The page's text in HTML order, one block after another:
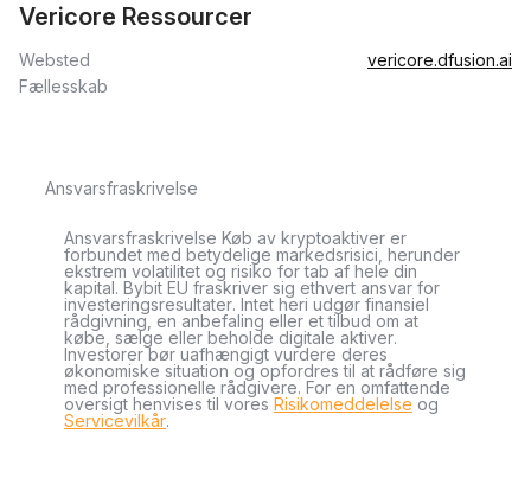
Vericore Ressourcer
Websted
vericore.dfusion.ai
Fællesskab
Ansvarsfraskrivelse
Ansvarsfraskrivelse Køb av kryptoaktiver er
forbundet med betydelige markedsrisici, herunder
ekstrem volatilitet og risiko for tab af hele din
kapital. Bybit EU fraskriver sig ethvert ansvar for
investeringsresultater. Intet heri udgør finansiel
rådgivning, en anbefaling eller et tilbud om at
købe, sælge eller beholde digitale aktiver.
Investorer bør uafhængigt vurdere deres
økonomiske situation og opfordres til at rådføre sig
med professionelle rådgivere. For en omfattende
oversigt henvises til vores Risikomeddelelse og
Servicevilkår.